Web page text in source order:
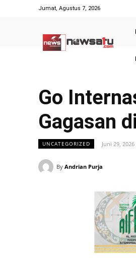
Jumat, Agustus 7, 2026
Go
Gagasan
UNCATEGORIZED Juni 29, 2026
By Andrian Purja